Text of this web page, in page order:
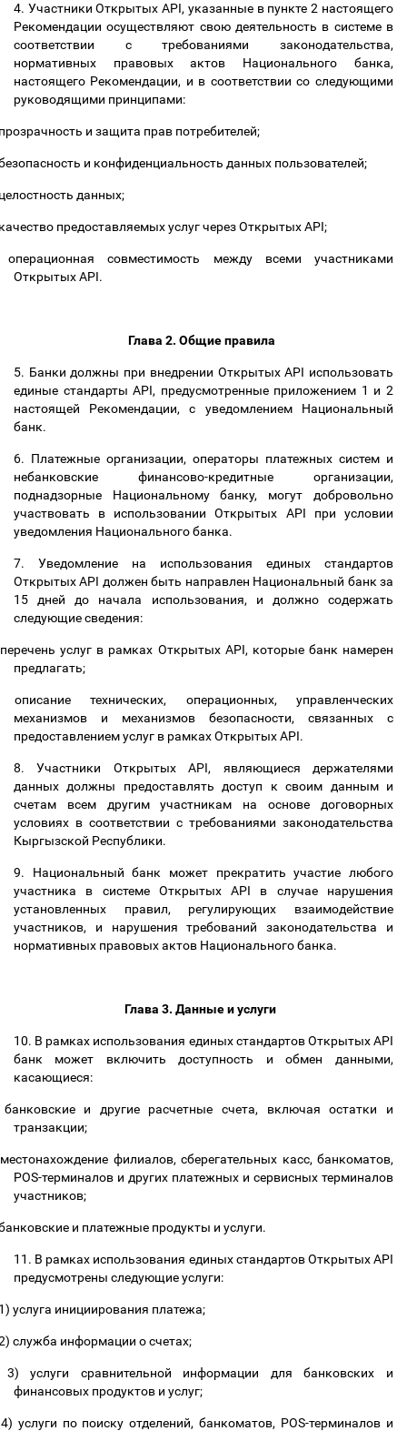
4. Участники Открытых API, указанные в пункте 2 настоящего
Рекомендации осуществляют свою деятельность в системе в
соответствии c требованиями законодательства,
нормативных правовых актов Национального банка,
настоящего Рекомендации, и в соответствии со следующими
руководящими принципами:
и защита прав потребителей;
и конфиденциальность данных пользователей;
данных;
предоставляемых услуг через Открытых API;
операционная совместимость между всеми участниками
Открытых API.
Глава 2. Общие правила
5. Банки должны при внедрении Открытых API использовать
единые стандарты API, предусмотренные приложением 1 и 2
настоящей Рекомендации, с уведомлением Национальный
банк.
6. Платежные организации, операторы платежных систем и
небанковские финансово-кредитные организации,
поднадзорные Национальному банку, могут добровольно
участвовать в использовании Открытых API при условии
уведомления Национального банка.
7. Уведомление на использования единых стандартов
Открытых API должен быть направлен Национальный банк за
15 дней до начала использования, и должно содержать
следующие сведения:
перечень услуг в рамках Открытых API, которые банк намерен
предлагать;
описание технических, операционных, управленческих
механизмов и механизмов безопасности, связанных с
предоставлением услуг в рамках Открытых API.
8. Участники ОткрытыхAPI, являющиеся держателями
данных должны предоставлять доступ к своим данным и
счетам всем другим участникам на основе договорных
условиях в соответствии с требованиями законодательства
Кыргызской Республики.
9. Национальный банк может
прекратить участие любого
участника в системе Открытых API в случае нарушения
установленных правил, регулирующих взаимодействие
участников, и нарушения требований законодательства и
нормативных правовых актов Национального банка.
Глава 3. Данные и услуги
10. В рамках использования единых стандартов Открытых API
банк может включить доступность и обмен данными,
касающиеся:
банковские и другие расчетные счета, включая остатки и
транзакции;
местонахождение филиалов, сберегательных касс, банкоматов,
POS-терминалов и других платежных и сервисных терминалов
участников;
и платежные продукты и услуги.
11. В рамках использования единых стандартов Открытых API
предусмотрены следующие услуги:
услуга инициирования платежа;
служба информации о счетах;
3) услуги сравнительной информации для банковских и
финансовых продуктов и услуг;
4) услуги по поиску отделений, банкоматов, POS-терминалов и